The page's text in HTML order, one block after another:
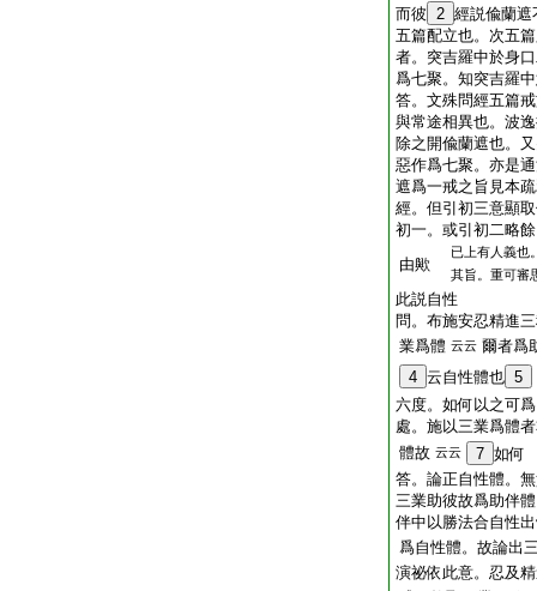
而彼 2 經説偸蘭遮
五篇配立也。次五
者。突吉羅中於身
爲七聚。知突吉羅
答。文殊問經五篇
與常途相異也。波
除之開偸蘭遮也。
惡作爲七聚。亦是
遮爲一戒之旨見本
經。但引初三意顯
初一。或引初二略
由歟
已上有人義也
其旨。重可審
此説自性
問。布施安忍精進
業爲體 云云 爾者爲
4 云自性體也 5
六度。如何以之可
處。施以三業爲體
體故 云云 7 如何
答。論正自性體。
三業助彼故爲助伴
伴中以勝法合自性
爲自性體。故論出
演祕依此意。忍及